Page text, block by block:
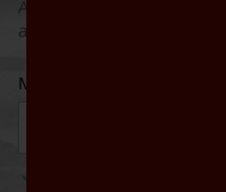
Ananas und
ausbalanciert.
Menge
